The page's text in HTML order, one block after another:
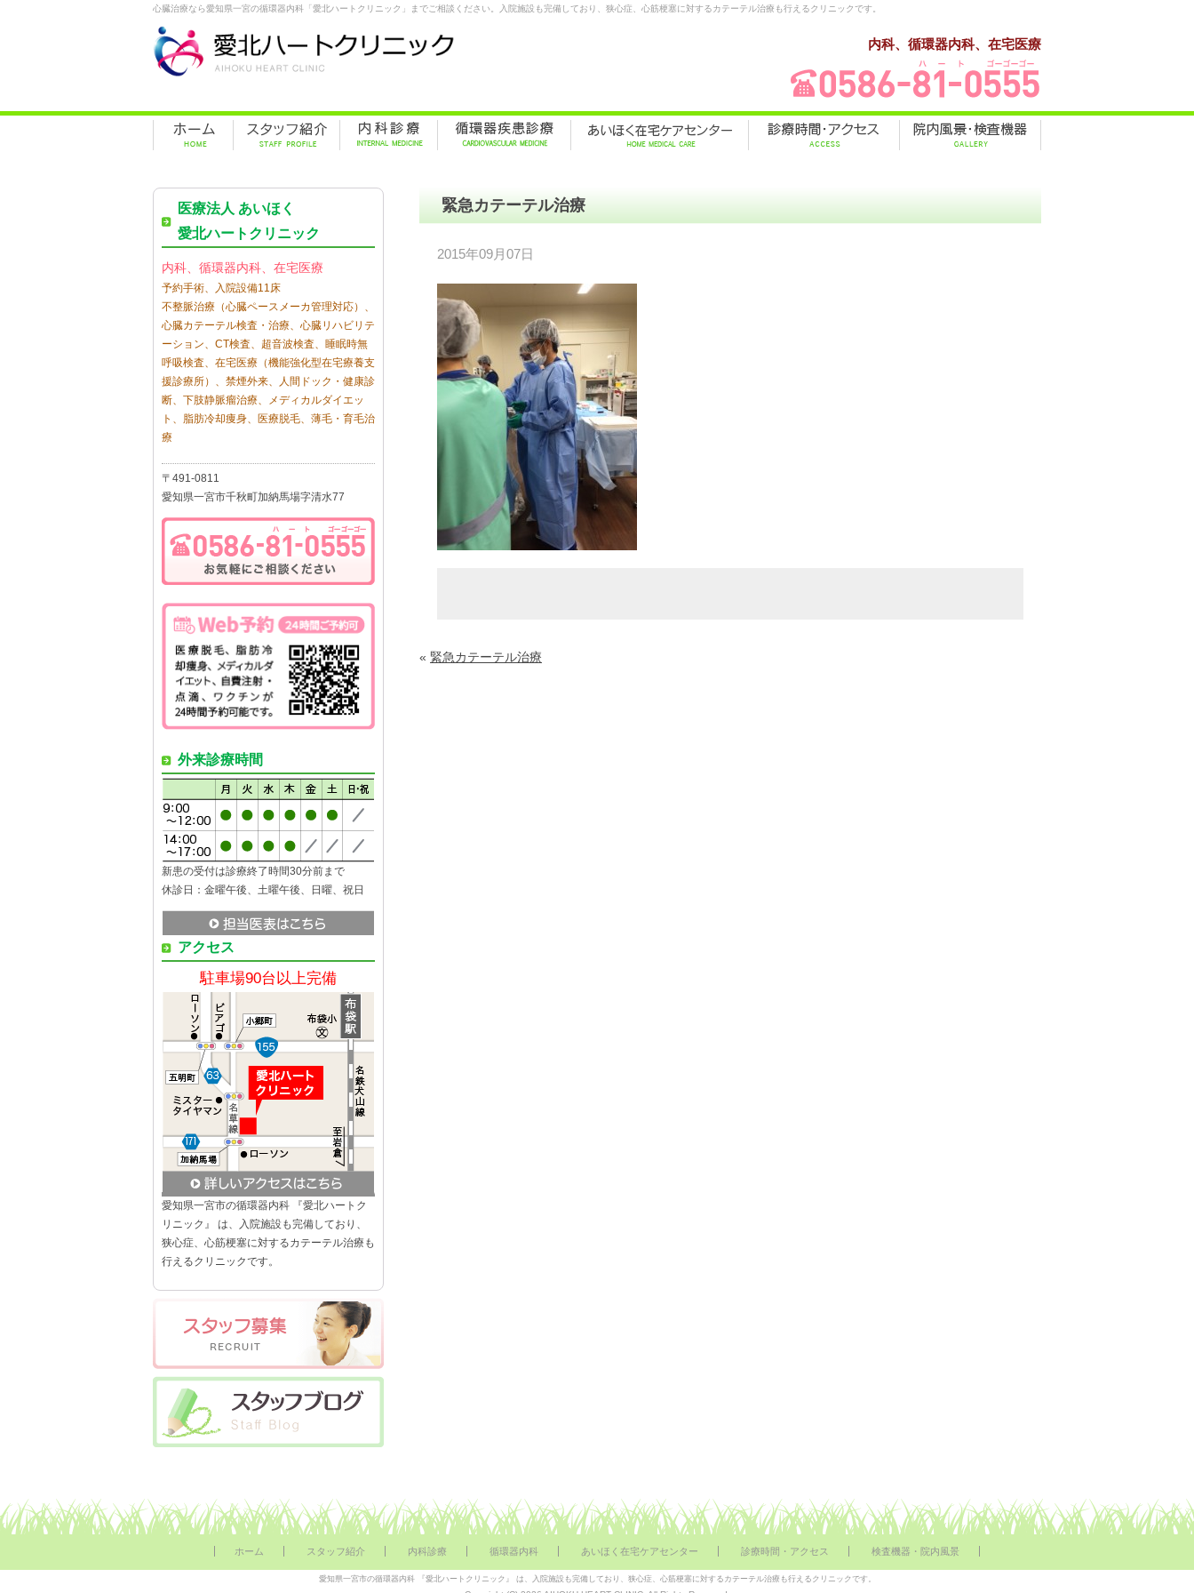
心臓治療なら愛知県一宮の循環器内科「愛北ハートクリニック」までご相談ください。入院施設も完備しており、狭心症、心筋梗塞に対するカテーテル治療も行えるクリニックです。
内科、循環器内科、在宅医療
緊急カテーテル治療
2015年09月07日
« 緊急カテーテル治療
医療法人 あいほく
愛北ハートクリニック
内科、循環器内科、在宅医療
予約手術、入院設備11床
不整脈治療（心臓ペースメーカ管理対応）、
心臓カテーテル検査・治療、心臓リハビリテ
ーション、CT検査、超音波検査、睡眠時無
呼吸検査、在宅医療（機能強化型在宅療養支
援診療所）、禁煙外来、人間ドック・健康診
断、下肢静脈瘤治療、メディカルダイエッ
ト、脂肪冷却痩身、医療脱毛、薄毛・育毛治
療
〒491-0811
愛知県一宮市千秋町加納馬場字清水77
外来診療時間
新患の受付は診療終了時間30分前まで
休診日：金曜午後、土曜午後、日曜、祝日
アクセス
駐車場90台以上完備
愛知県一宮市の循環器内科 『愛北ハートク
リニック』 は、入院施設も完備しており、
狭心症、心筋梗塞に対するカテーテル治療も
行えるクリニックです。
ホーム スタッフ紹介 内科診療 循環器内科 あいほく在宅ケアセンター 診療時間・アクセス 検査機器・院内風景
愛知県一宮市の循環器内科 『愛北ハートクリニック』 は、入院施設も完備しており、狭心症、心筋梗塞に対するカテーテル治療も行えるクリニックです。